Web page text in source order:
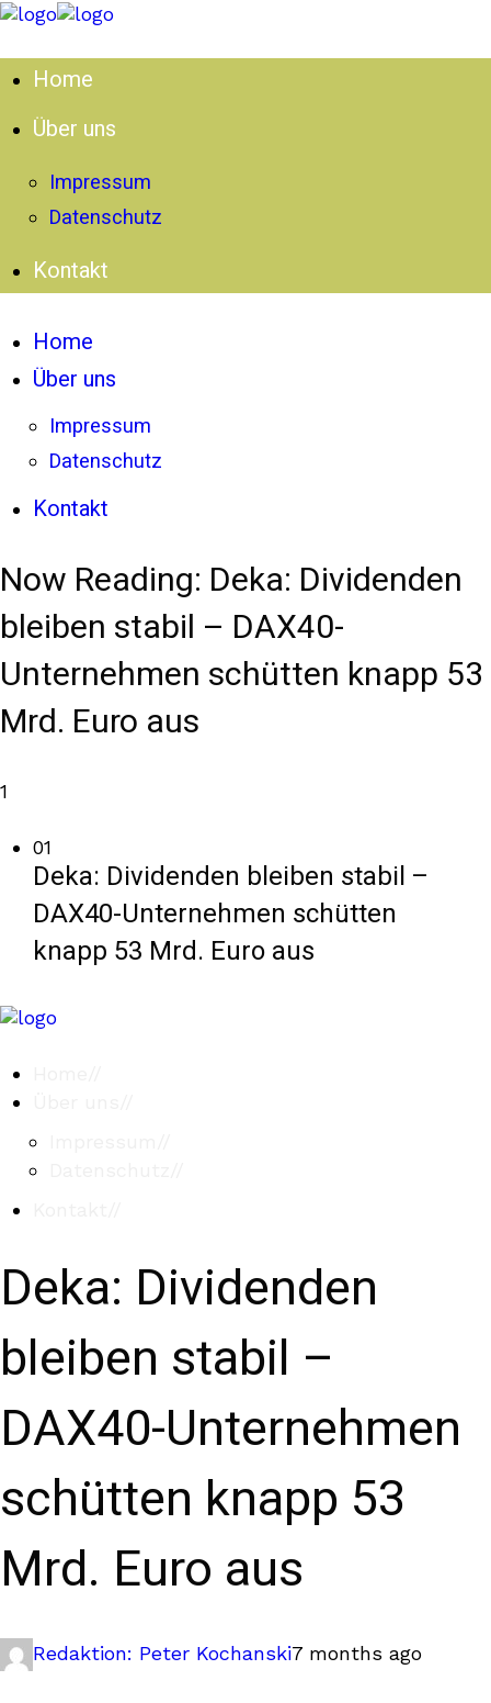
Home
Über uns
Impressum
Datenschutz
Kontakt
Home
Über uns
Impressum
Datenschutz
Kontakt
Now Reading: Deka: Dividenden
bleiben stabil – DAX40-
Unternehmen schütten knapp 53
Mrd. Euro aus
1
01
Deka: Dividenden bleiben stabil –
DAX40-Unternehmen schütten
knapp 53 Mrd. Euro aus
Deka: Dividenden
bleiben stabil –
DAX40-Unternehmen
schütten knapp 53
Mrd. Euro aus
Redaktion: Peter Kochanski7 months ago